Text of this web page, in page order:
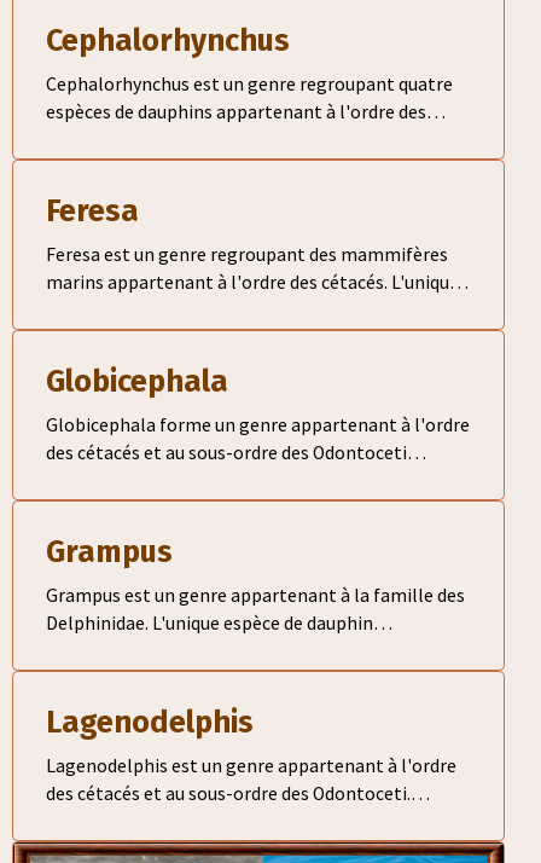
Cephalorhynchus
Cephalorhynchus est un genre regroupant quatre
espèces de dauphins appartenant à l'ordre des
Commerson
Feresa
Feresa est un genre regroupant des mammifères
marins appartenant à l'ordre des cétacés. L'unique
attenuata)
Globicephala
Globicephala forme un genre appartenant à l'ordre
des cétacés et au sous-ordre des Odontoceti
Grampus
Grampus est un genre appartenant à la famille des
Delphinidae. L'unique espèce de dauphin
(Grampus griseus)
Lagenodelphis
Lagenodelphis est un genre appartenant à l'ordre
des cétacés et au sous-ordre des Odontoceti.
(Lagenodelphis hosei)